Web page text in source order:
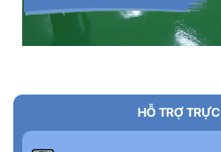
HỖ TRỢ